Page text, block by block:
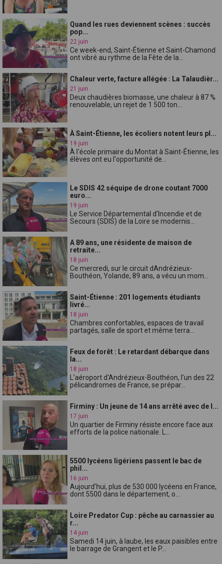
Quand les rues deviennent scènes : succès
pop...
22 juin
Ce week-end, Saint-Étienne et Saint-Chamond
ont vibré au rythme de la Fête de la...
Chaleur verte, facture allégée : La Talaudièr...
21 juin
Deux chaudières biomasse, une chaleur à 87 %
renouvelable, un rejet de 1 500 ton...
À Saint-Étienne, les écoliers notent leurs pl...
19 juin
À l'école primaire du Montat à Saint-Étienne, les
élèves ont eu l'opportunité de...
Le SDIS 42 séquipe de drone coutant 7000
euro...
19 juin
Le Service Départemental d'Incendie et de
Secours (SDIS) de la Loire se modernis...
A 89 ans, une résidente de maison de
retraite...
18 juin
Ce mercredi, sur le circuit dAndrézieux-
Bouthéon, Yolande, 89 ans, a vécu un mom...
Saint-Étienne : 201 logements étudiants
livré...
18 juin
Chambres confortables, espaces de travail
partagés, salle de sport et même terra...
Feux de forêt : Le retardant débarque dans
la...
18 juin
L'aéroport d'Andrézieux-Bouthéon, l'un des 22
pélicandromes de France, se prépar...
Firminy : Un jeune de 14 ans arrêté avec de l...
17 juin
Un quartier de Firminy résiste encore face aux
efforts de la police nationale. L...
5500 lycéens ligériens passent le bac de
phil...
16 juin
Aujourd'hui, plus de 530 000 lycéens en France,
dont 5500 dans le département, o...
Loire Predator Cup : pêche au carnassier au
r...
14 juin
Samedi 14 juin, à laube, les eaux paisibles entre
le barrage de Grangent et le P...